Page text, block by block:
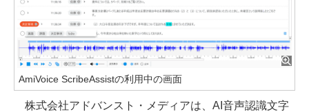
AmiVoice ScribeAssistの利用中の画面
株式会社アドバンスト・メディアは、AI音声認識文字